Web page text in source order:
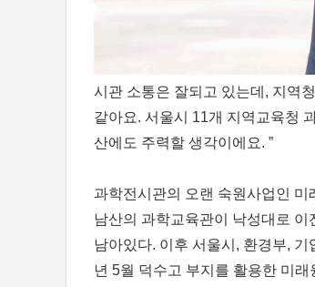
시관 소통은 잘되고 있는데, 지역
같아요. 서울시 11개 지역교육청
산에도 주력할 생각이에요. ”
과학전시관의 오랜 숙원사업인
남산의 과학교육관이 낙성대로
남아있다. 이후 서울시, 환경부,
년 5월 덕수고 부지를 활용한 미